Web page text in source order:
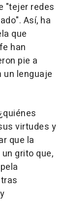
"tejer redes
Así, ha
que
han
pie a
lenguaje
virtudes y
que la
grito que,